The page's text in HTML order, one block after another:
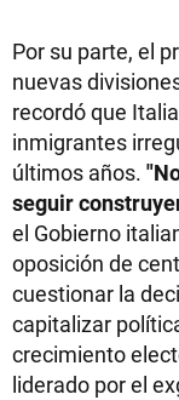
Por su parte, el
nuevas
recordó que
inmigrantes
últimos años.
seguir
el Gobierno
oposición de
cuestionar la
capitalizar
crecimiento
liderado por el